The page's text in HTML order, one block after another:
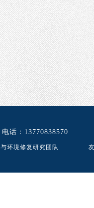
电话：13770838570
拟与环境修复研究团队 友